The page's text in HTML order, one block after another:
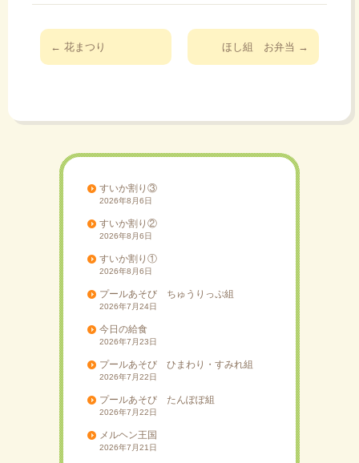
投
稿
ゲ
← 花まつり ほし組 お弁当 →
すいか割り③
2026年8月6日
すいか割り②
2026年8月6日
すいか割り①
2026年8月6日
プールあそび ちゅうりっぷ組
2026年7月24日
今日の給食
2026年7月23日
プールあそび ひまわり・すみれ組
2026年7月22日
プールあそび たんぽぽ組
2026年7月22日
メルヘン王国
2026年7月21日